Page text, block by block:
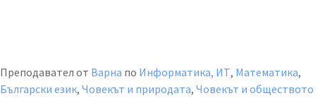
Преподавател от Варна по Информатика, ИТ, Математика,
Български език, Човекът и природата, Човекът и обществото